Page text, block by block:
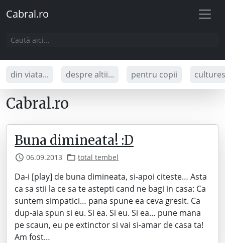
Cabral.ro
din viata... despre altii... pentru copii
Cabral.ro
Buna dimineata! :D
06.09.2013 total tembel
Da-i [play] de buna dimineata, si-apoi citeste… Asta
ca sa stii la ce sa te astepti cand ne bagi in casa: Ca
suntem simpatici… pana spune ea ceva gresit. Ca
dup-aia spun si eu. Si ea. Si eu. Si ea… pune mana
pe scaun, eu pe extinctor si vai si-amar de casa ta!
Am fost…